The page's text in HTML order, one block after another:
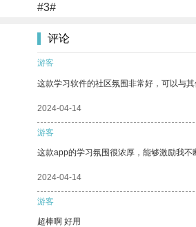
#3#
评论
游客
这款学习软件的社区氛围非常好，可以与其
2024-04-14
游客
这款app的学习氛围很浓厚，能够激励我不
2024-04-14
游客
超棒啊 好用